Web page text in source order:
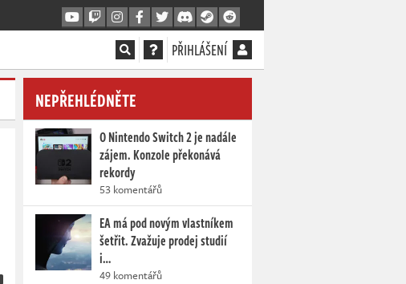
PŘIHLÁŠENÍ
NEPŘEHLÉDNĚTE
O Nintendo Switch 2 je nadále
zájem. Konzole překonává
rekordy
53 komentářů
EA má pod novým vlastníkem
šetřit. Zvažuje prodej studií
i…
49 komentářů